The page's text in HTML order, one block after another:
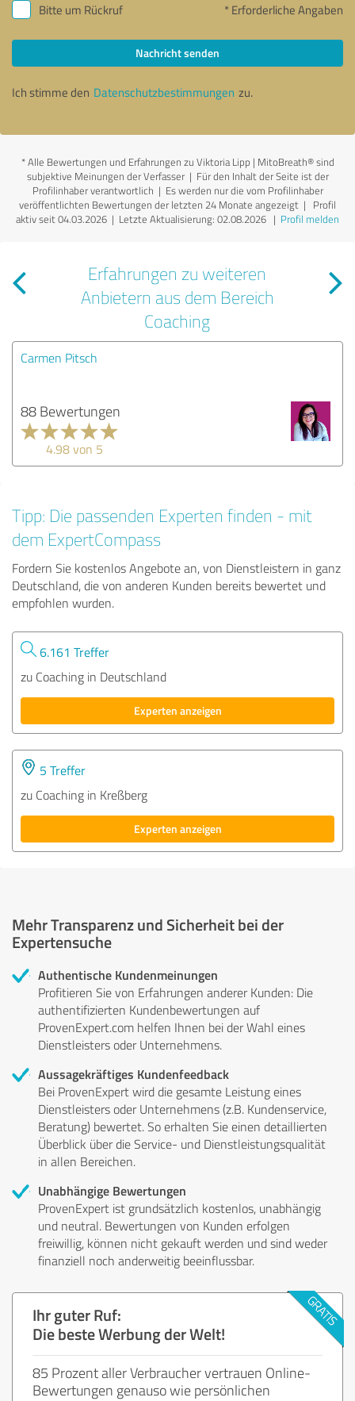
Bitte um Rückruf * Erforderliche Angaben
Nachricht senden
Ich stimme den Datenschutzbestimmungen zu.
*Alle Bewertungen und Erfahrungen zu Viktoria Lipp | MitoBreath® sind
subjektive Meinungen der Verfasser | Für den Inhalt der Seite ist der
Profilinhaber verantwortlich | Es werden nur die vom Profilinhaber
veröffentlichten Bewertungen der letzten 24 Monate angezeigt | Profil
aktiv seit 04.03.2026 | Letzte Aktualisierung: 02.08.2026 | Profil melden
Erfahrungen zu weiteren
Anbietern aus dem Bereich
Coaching
Carmen Pitsch
88 Bewertungen
4.98 von 5
Tipp: Die passenden Experten finden - mit
dem ExpertCompass
Fordern Sie kostenlos Angebote an, von Dienstleistern in ganz
Deutschland, die von anderen Kunden bereits bewertet und
empfohlen wurden.
6.161 Treffer
zu Coaching in Deutschland
Experten anzeigen
5 Treffer
zu Coaching in Kreßberg
Experten anzeigen
Mehr Transparenz und Sicherheit bei der
Expertensuche
Authentische Kundenmeinungen
Profitieren Sie von Erfahrungen anderer Kunden: Die
authentifizierten Kundenbewertungen auf
ProvenExpert.com helfen Ihnen bei der Wahl eines
Dienstleisters oder Unternehmens.
Aussagekräftiges Kundenfeedback
Bei ProvenExpert wird die gesamte Leistung eines
Dienstleisters oder Unternehmens (z.B. Kundenservice,
Beratung) bewertet. So erhalten Sie einen detaillierten
Überblick über die Service- und Dienstleistungsqualität
in allen Bereichen.
Unabhängige Bewertungen
ProvenExpert ist grundsätzlich kostenlos, unabhängig
und neutral. Bewertungen von Kunden erfolgen
freiwillig, können nicht gekauft werden und sind weder
finanziell noch anderweitig beeinflussbar.
Ihr guter Ruf:
Die beste Werbung der Welt!
85 Prozent aller Verbraucher vertrauen Online-
Bewertungen genauso wie persönlichen